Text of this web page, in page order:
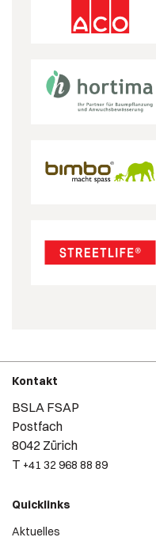
Kontakt
BSLA FSAP
Postfach
8042 Zürich
T +41 32 968 88 89
Quicklinks
Aktuelles